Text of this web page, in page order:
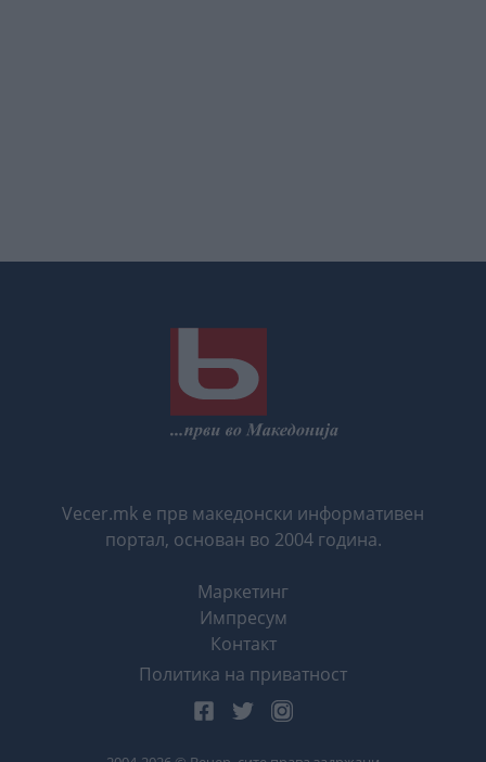
Vecer.mk е прв македонски информативен
портал, основан во 2004 година.
Маркетинг
Импресум
Контакт
Политика на приватност